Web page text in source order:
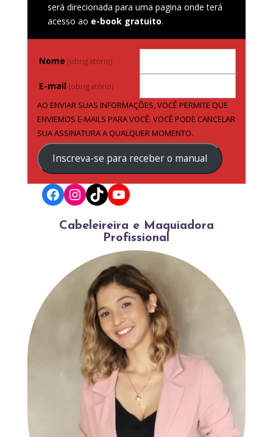
será direcionada para uma pagina onde terá
acesso ao e-book gratuito.
Nome (obrigatório)
E-mail (obrigatório)
AO ENVIAR SUAS INFORMAÇÕES, VOCÊ PERMITE QUE
ENVIEMOS E-MAILS PARA VOCÊ. VOCÊ PODE CANCELAR
SUA ASSINATURA A QUALQUER MOMENTO.
Inscreva-se para receber o manual
Facebook
Instagram
TikTokYouTube
Cabeleireira e Maquiadora
Profissional